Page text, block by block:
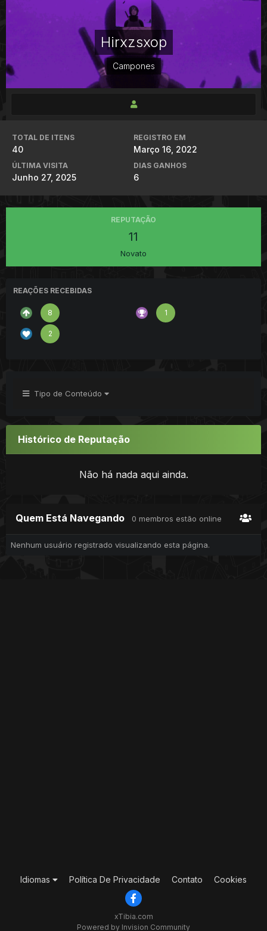
Hirxzsxop
Campones
TOTAL DE ITENS
40
REGISTRO EM
Março 16, 2022
ÚLTIMA VISITA
Junho 27, 2025
DIAS GANHOS
6
REPUTAÇÃO
11
Novato
REAÇÕES RECEBIDAS
8 1
2
Tipo de Conteúdo
Histórico de Reputação
Não há nada aqui ainda.
Quem Está Navegando 0 membros estão online
Nenhum usuário registrado visualizando esta página.
Idiomas Política De Privacidade Contato Cookies
xTibia.com
Powered by Invision Community